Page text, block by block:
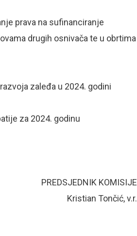
prava na sufinanciranje
drugih osnivača te u obrtima
zaleđa u 2024. godini
za 2024. godinu
KOMISIJE
Kristian Tončić, v.r.